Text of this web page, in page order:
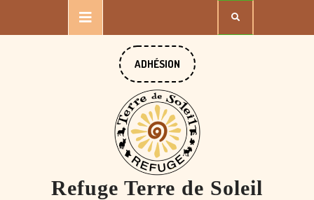
content
Button
ADHÉSION
DONATE
NOW
Refuge Terre de Soleil